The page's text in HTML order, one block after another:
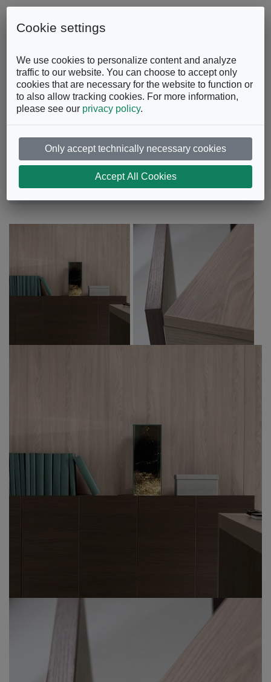
Skip to content
FacebookInstagramYouTube
Better
Ufficio Librerie Better
Cookie settings
We use cookies to personalize content and analyze
traffic to our website. You can choose to accept only
cookies that are necessary for the website to function or
to also allow tracking cookies. For more information,
please see our privacy policy.
Only accept technically necessary cookies
Accept All Cookies